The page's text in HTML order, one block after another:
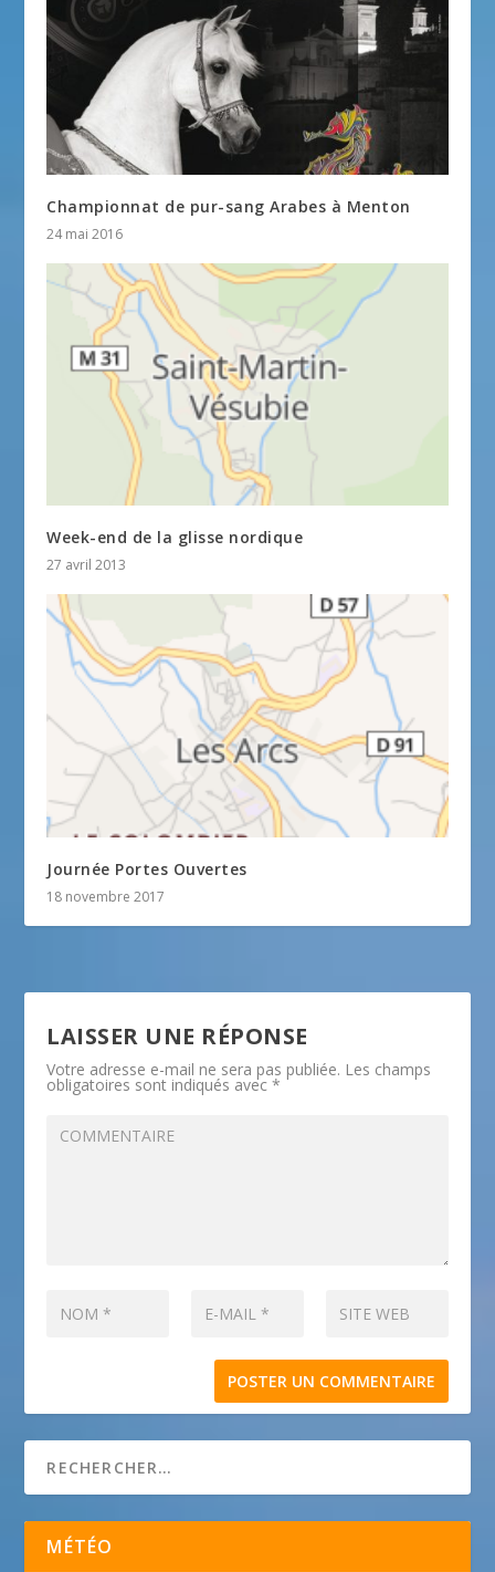
Championnat de pur-sang Arabes à Menton
24 mai 2016
Week-end de la glisse nordique
27 avril 2013
Journée Portes Ouvertes
18 novembre 2017
LAISSER UNE RÉPONSE
Votre adresse e-mail ne sera pas publiée. Les champs
obligatoires sont indiqués avec*
MÉTÉO